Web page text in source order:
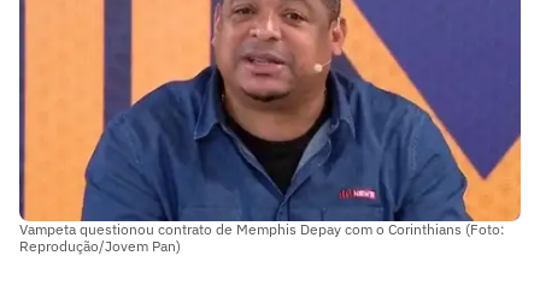
Vampeta questionou contrato de Memphis Depay com o Corinthians (Foto:
Reprodução/Jovem Pan)